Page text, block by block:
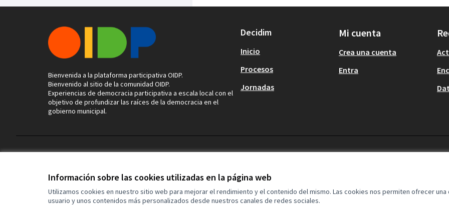
Información sobre las cookies utilizadas en la página web
Utilizamos cookies en nuestro sitio web para mejorar el rendimiento y el contenido del mismo. Las cookies nos permiten ofrecer una
usuario y unos contenidos más personalizados desde nuestros canales de redes sociales.
Bienvenida a la plataforma participativa OIDP.
Bienvenido al sitio de la comunidad OIDP.
Experiencias de democracia participativa a escala local con el
objetivo de profundizar las raíces de la democracia en el
gobierno municipal.
Decidim
Inicio
Procesos
Jornadas
Mi cuenta
Crea una cuenta
Entra
(Enlace externo)